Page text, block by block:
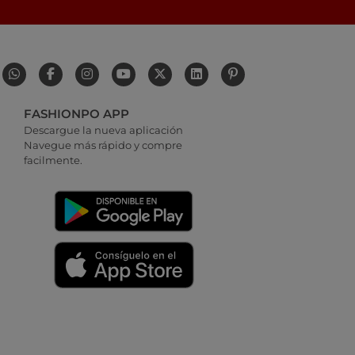
FASHIONPO APP
Descargue la nueva aplicación
Navegue más rápido y compre
facilmente.